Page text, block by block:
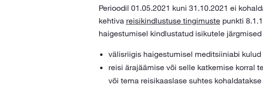
Perioodil 01.05.2021 kuni 31.10.2021 ei
kehtiva reisikindlustuse tingimustepunkti
haigestumisel kindlustatud isikutele järgmised
välisriigis haigestumisel meditsiiniabi kulud
reisi ärajäämise või selle katkemise korral
või tema reisikaaslase suhtes